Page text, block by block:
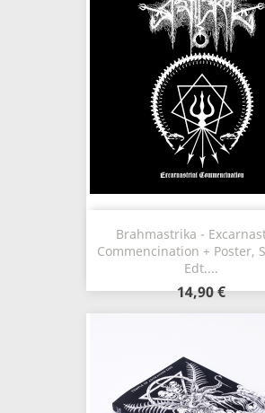
Brahmastrika -
Commencination + Poster,
Edt....
14,90 €